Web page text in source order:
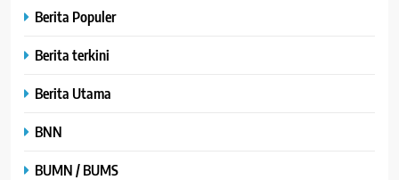
Berita Populer
Berita terkini
Berita Utama
BNN
BUMN / BUMS